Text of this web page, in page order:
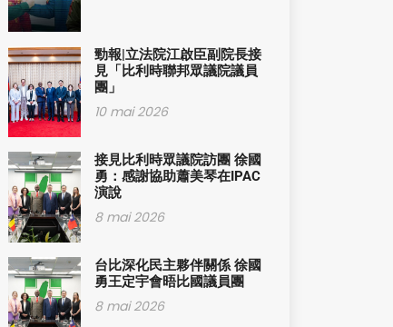
勁報|立法院江啟臣副院長接
見「比利時聯邦眾議院議員
團」
10 mai 2026
接見比利時眾議院訪團 徐國
勇：感謝協助蕭美琴在IPAC
演說
8 mai 2026
台比深化民主夥伴關係 徐國
勇王定宇會晤比國議員團
8 mai 2026